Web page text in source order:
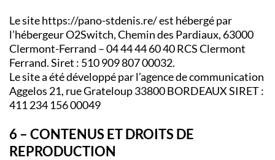
Le site https://pano-stdenis.re/ est hébergé par
l’hébergeur O2Switch, Chemin des Pardiaux, 63000
Clermont-Ferrand – 04 44 44 60 40 RCS Clermont
Ferrand. Siret : 510 909 807 00032.
Le site a été développé par l’agence de communication
Aggelos 21, rue Grateloup 33800 BORDEAUX SIRET :
411 234 156 00049
6 – CONTENUS ET DROITS DE
REPRODUCTION